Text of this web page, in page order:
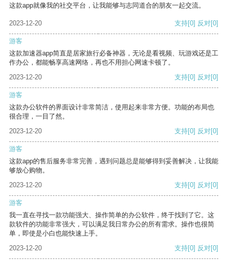
这款app就像我的社交平台，让我能够与志同道合的朋友一起交流。
2023-12-20 支持[0] 反对[0]
游客
这款加速器app简直是居家旅行必备神器，无论是看视频、玩游戏还是工
作办公，都能畅享高速网络，再也不用担心网速卡顿了。
2023-12-20
支持[0] 反对[0]
游客
这款办公软件的界面设计非常简洁，使用起来非常方便。功能的布局也
很合理，一目了然。
2023-12-20
支持[0] 反对[0]
游客
这款app的售后服务非常完善，遇到问题总是能够得到妥善解决，让我能
够放心购物。
2023-12-20
支持[0] 反对[0]
游客
我一直在寻找一款功能强大、操作简单的办公软件，终于找到了它。这
款软件的功能非常强大，可以满足我日常办公的所有需求。操作也很简
单，即使是小白也能快速上手。
2023-12-20
支持[0] 反对[0]